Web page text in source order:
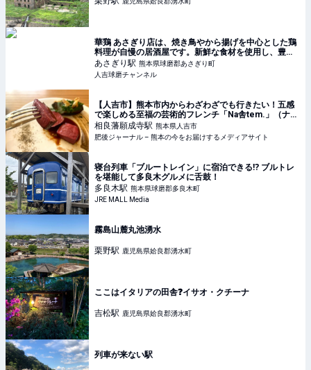
華鶏 あさぎり店は、焼き鳥やから揚げを中心とした鶏
料理が自慢の居酒屋です。新鮮な食材を使用し、豊富
なメニューとお酒を提供しています
あさぎり駅 熊本県球磨郡あさぎり町
人吉球磨チャンネル
【人吉市】熊本市内からわざわざでも行きたい！五感
で楽しめる至福の芸術的フレンチ「Na舎tem.」（ナシ
ャトン） | 肥後ジャーナル – 熊本の今をお届けするメ
ディアサイト
相良藩願成寺駅 熊本県人吉市
肥後ジャーナル – 熊本の今をお届けするメディアサイト
寝台列車「ブルートレイン」に宿泊できる⁉ ブルトレ
を堪能して多良木グルメに舌鼓！
多良木駅 熊本県球磨郡多良木町
JRE MALL Media
霧島山麓丸池湧水
栗野駅 鹿児島県姶良郡湧水町
ここはイタリアの田舎❓イサオ・クチーナ
吉松駅 鹿児島県姶良郡湧水町
列車が来ない駅